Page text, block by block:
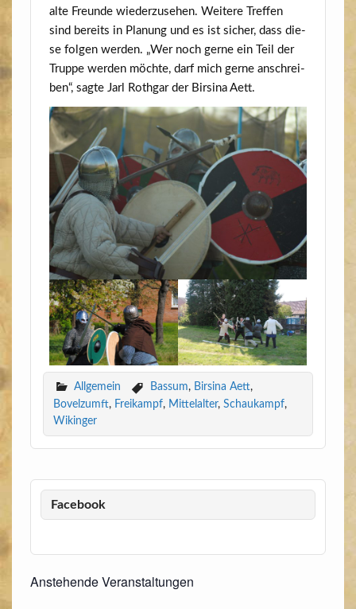
alte Freun­de wie­der­zu­se­hen. Wei­te­re Tref­fen
sind bereits in Pla­nung und es ist sicher, dass die­
se fol­gen wer­den. „Wer noch ger­ne ein Teil der
Trup­pe wer­den möch­te, darf mich ger­ne anschrei­
ben“, sag­te Jarl Roth­gar der Bir­si­na Aett.
Allgemein Bassum, Birsina Aett,
Bovelzumft, Freikampf, Mittelalter, Schaukampf,
Wikinger
Facebook
Anstehende Veranstaltungen